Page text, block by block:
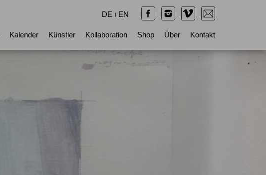
Kalender Künstler Kollaboration Shop Über Kontakt
DE ı EN